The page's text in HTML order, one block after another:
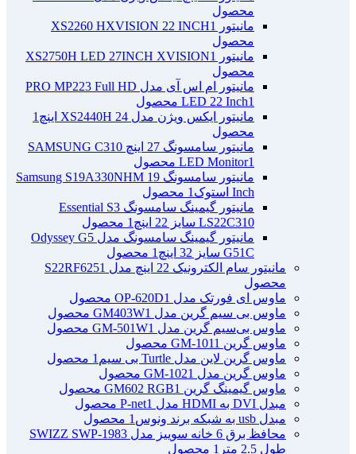
محصول
مانیتور XS2260 HXVISION 22 INCH
1
محصول
مانیتور XS2750H LED 27INCH XVISION
1
محصول
مانیتور ام اس آی مدل PRO MP223 Full HD
LED 22 Inch1 محصول
مانیتور ایکس ویژن مدل XS2440H 24 اینچ
1
محصول
مانیتور سامسونگ 27 اینچ SAMSUNG C310
LED Monitor1 محصول
مانیتور سامسونگ Samsung S19A330NHM 19
Inch استوک
1 محصول
مانیتور گیمینگ سامسونگ Essential S3
LS22C310 سایز 22 اینچ
1 محصول
مانیتور گیمینگ سامسونگ مدل Odyssey G5
G51C سایز 32 اینچ
1 محصول
مانیتور سام الکترونیک 22 اینچ مدل S22RF625
1
محصول
ماوس ای فورتک مدل OP-620D 1 محصول
ماوس بی سیم گرین مدل GM403W 1 محصول
ماوس بی‌سیم گرین مدل GM-501W 1 محصول
ماوس گرین GM-101 1 محصول
ماوس گرین لاین مدل Turtle بی سیم
1 محصول
ماوس گرین مدل GM-102 1 محصول
ماوس گیمینگ گرین GM602 RGB 1 محصول
مبدل DVI به HDMI مدل P-net
1 محصول
مبدل usb به شبکه برند ونوس
1 محصول
محافظ برق 6 خانه سوییز مدل SWIZZ SWP-1983
طول 2.5 متر
1 محصول